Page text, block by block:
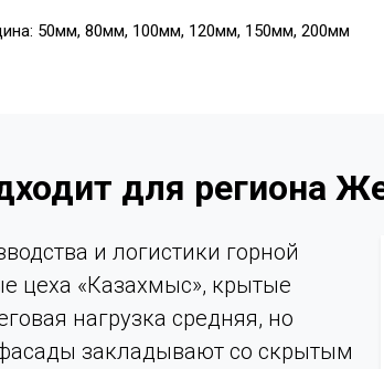
50мм, 80мм, 100мм, 120мм, 150мм, 200мм
для региона
и логистики горной
цеха «Казахмыс», крытые
нагрузка средняя, но
закладывают со скрытым